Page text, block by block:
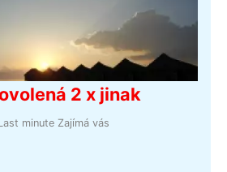
2 x jinak
minute Zajímá vás